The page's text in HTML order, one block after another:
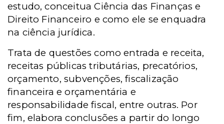
estudo, conceitua Ciência das Finanças e
Direito Financeiro e como ele se enquadra
na ciência jurídica.
Trata de questões como entrada e receita,
receitas públicas tributárias, precatórios,
orçamento, subvenções, fiscalização
financeira e orçamentária e
responsabilidade fiscal, entre outras. Por
fim, elabora conclusões a partir do longo